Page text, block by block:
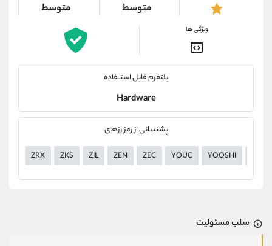
متوسط متوسط
ویژگی ها
پلتفرم قابل استــفاده
Hardware
پشتیبانی از رمزارزهای
ZRX ZKS ZIL ZEN ZEC YOUC YOOSHI
سلب مسئولیت